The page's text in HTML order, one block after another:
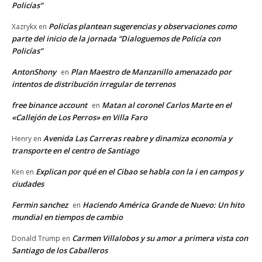
Policías”
Xazrykx en Policías plantean sugerencias y observaciones como
parte del inicio de la jornada “Dialoguemos de Policía con
Policías”
AntonShony en Plan Maestro de Manzanillo amenazado por
intentos de distribución irregular de terrenos
free binance account en Matan al coronel Carlos Marte en el
«Callejón de Los Perros» en Villa Faro
Henry en Avenida Las Carreras reabre y dinamiza economía y
transporte en el centro de Santiago
Ken en Explican por qué en el Cibao se habla con la i en campos y
ciudades
Fermin sanchez en Haciendo América Grande de Nuevo: Un hito
mundial en tiempos de cambio
Donald Trump en Carmen Villalobos y su amor a primera vista con
Santiago de los Caballeros